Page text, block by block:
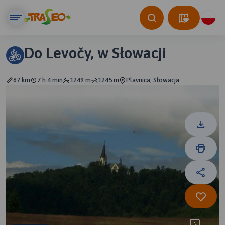
Do Levočy, w Słowacji
67 km 7 h 4 min 1249 m 1245 m Plavnica, Słowacja